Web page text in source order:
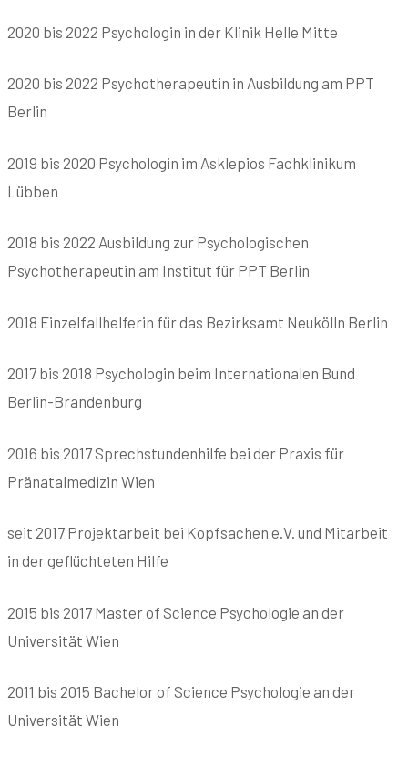
2020 bis 2022 Psychologin in der Klinik Helle Mitte
2020 bis 2022 Psychotherapeutin in Ausbildung am PPT
Berlin
2019 bis 2020 Psychologin im Asklepios Fachklinikum
Lübben
2018 bis 2022 Ausbildung zur Psychologischen
Psychotherapeutin am Institut für PPT Berlin
2018 Einzelfallhelferin für das Bezirksamt Neukölln Berlin
2017 bis 2018 Psychologin beim Internationalen Bund
Berlin-Brandenburg
2016 bis 2017 Sprechstundenhilfe bei der Praxis für
Pränatalmedizin Wien
seit 2017 Projektarbeit bei Kopfsachen e.V. und Mitarbeit
in der geflüchteten Hilfe
2015 bis 2017 Master of Science Psychologie an der
Universität Wien
2011 bis 2015 Bachelor of Science Psychologie an der
Universität Wien